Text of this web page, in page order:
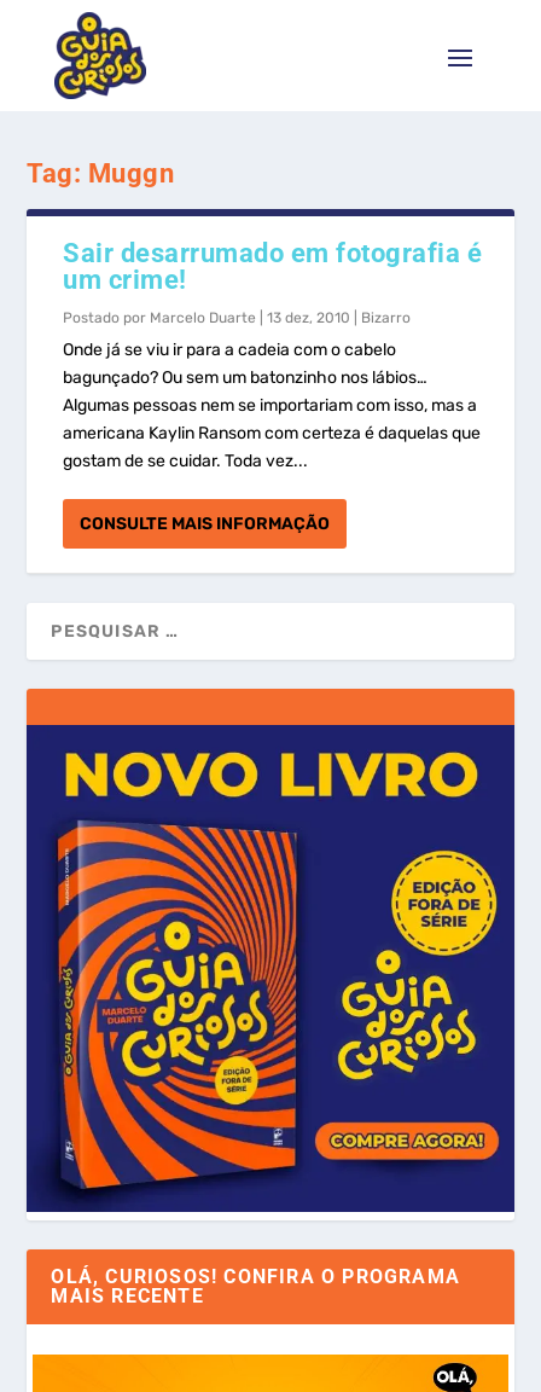
Tag: Muggn
Sair desarrumado em fotografia é
um crime!
Postado por Marcelo Duarte |13 dez, 2010 Bizarro
Onde já se viu ir para a cadeia com o cabelo
bagunçado? Ou sem um batonzinho nos lábios…
Algumas pessoas nem se importariam com isso, mas a
americana Kaylin Ransom com certeza é daquelas que
gostam de se cuidar. Toda vez...
CONSULTE MAIS INFORMAÇÃO
OLÁ, CURIOSOS! CONFIRA O PROGRAMA
MAIS RECENTE